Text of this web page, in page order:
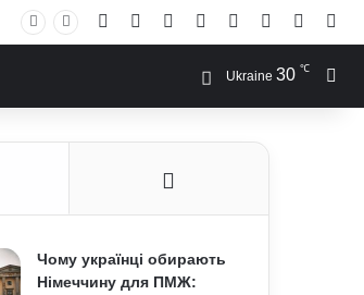
Facebook YouTubeInstagram
RSS Log In
Ukraine 30 ℃
Чому українці обирають
Німеччину для ПМЖ: